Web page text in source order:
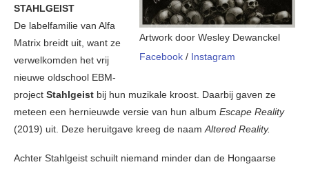
Artwork door Wesley Dewanckel
Facebook / Instagram
STAHLGEIST
De labelfamilie van Alfa
Matrix breidt uit, want ze
verwelkomden het vrij
nieuwe oldschool EBM-
project Stahlgeist bij hun muzikale kroost. Daarbij gaven ze
meteen een hernieuwde versie van hun album Escape Reality
(2019) uit. Deze heruitgave kreeg de naamAltered Reality.
Achter Stahlgeist schuilt niemand minder dan de Hongaarse